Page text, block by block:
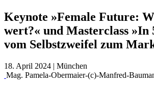
Keynote »Female Future:
wert?« und Masterclass »In
vom Selbstzweifel zum
18. April 2024 | München
Mag. Pamela-Obermaier-(c)-Manfred-